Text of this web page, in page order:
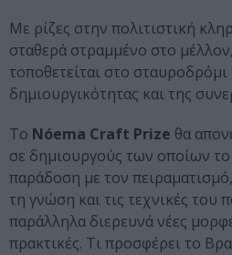
Με ρίζες στην πολιτιστική
σταθερά στραμμένο στο
τοποθετείται στο
δημιουργικότητας και της
Το Nóema Craft Prize θα
σε δημιουργούς των οποίων
παράδοση με τον
τη γνώση και τις τεχνικές του
παράλληλα διερευνά νέες
πρακτικές. Τι προσφέρει το